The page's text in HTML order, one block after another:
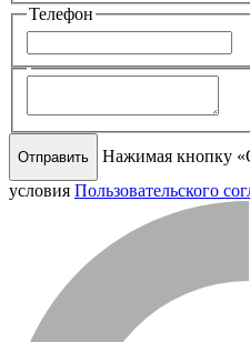
Телефон
Отправить
Нажимая кнопку
условия Пользовательского